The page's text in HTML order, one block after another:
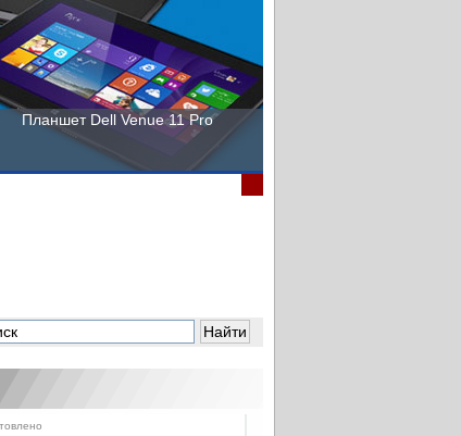
Планшет Dell Venue 11 Pro